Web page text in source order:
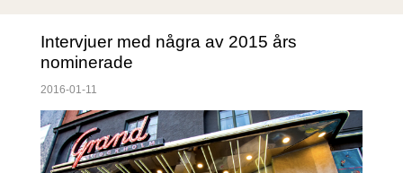
Intervjuer med några av 2015 års
nominerade
2016-01-11